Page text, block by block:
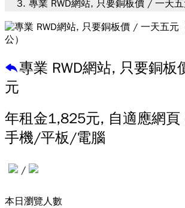
專業 RWD網站, 只要銅板價 / 一天
專業 RWD網站, 只要銅板
元
年租金1,825元, 自適應網頁
手機/平板/電腦
/
本日瀏覽人數